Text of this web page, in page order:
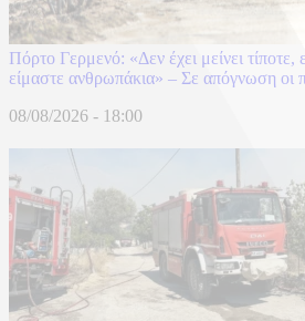
Πόρτο Γερμενό: «Δεν έχει μείνει τίποτε,
είμαστε ανθρωπάκια» – Σε απόγνωση οι
08/08/2026 - 18:00